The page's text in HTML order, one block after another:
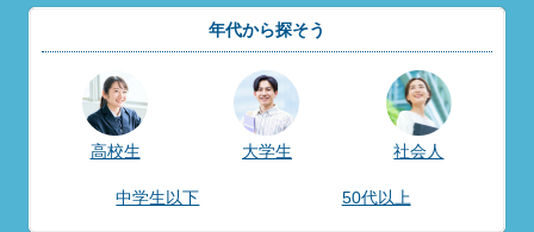
年代から探そう
高校生 大学生 社会人
中学生以下 50代以上